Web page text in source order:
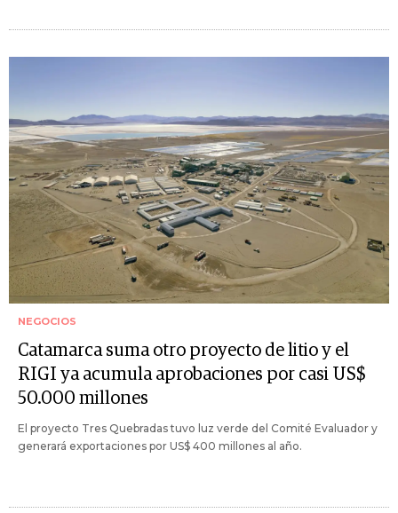
NEGOCIOS
Catamarca suma otro proyecto de litio y el
RIGI ya acumula aprobaciones por casi US$
50.000 millones
El proyecto Tres Quebradas tuvo luz verde del Comité Evaluador y
generará exportaciones por US$ 400 millones al año.